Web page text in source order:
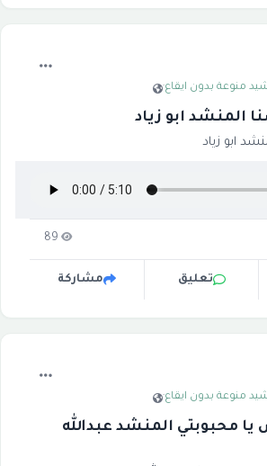
منوعة بدون ايقاع·
المنشد ابو زياد
ابو زياد
89
تعليق مشاركة
منوعة بدون ايقاع·
محبوبتي المنشد عبدالله